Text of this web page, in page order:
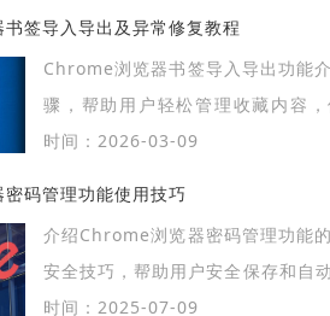
签导入导出及异常修复教程
Chrome浏览器书签导入导出功能
骤，帮助用户轻松管理收藏内容
整，提升浏览便捷性。
时间：2026-03-09
码管理功能使用技巧
介绍Chrome浏览器密码管理功能
安全技巧，帮助用户安全保存和自
账户保护水平。
时间：2025-07-09